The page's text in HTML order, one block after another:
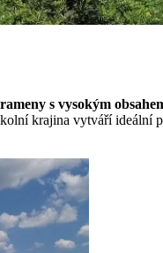
s vysokým
krajina vytváří